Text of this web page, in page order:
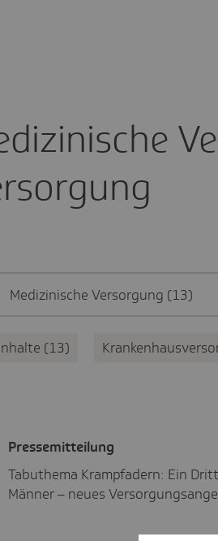
Medizinische Versorgung 13
13
Pres­se­mit­tei­lung
Tabuthema Krampfadern: Ein
Männer – neues